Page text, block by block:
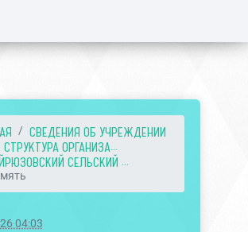
СВЕДЕНИЯ ОБ УЧРЕЖДЕНИИ
СТРУКТУРА ОРГАНИЗА...
СЕЛЬСКИЙ ...
04:03